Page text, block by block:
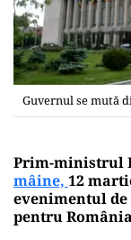
Guvernul se mută
Prim-ministrul
mâine, 12
evenimentul de
pentru